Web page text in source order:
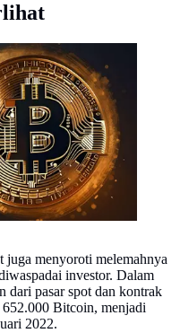
By AI)
juga menyoroti melemahnya
investor. Dalam
dari pasar spot dan kontrak
Bitcoin, menjadi
2022.